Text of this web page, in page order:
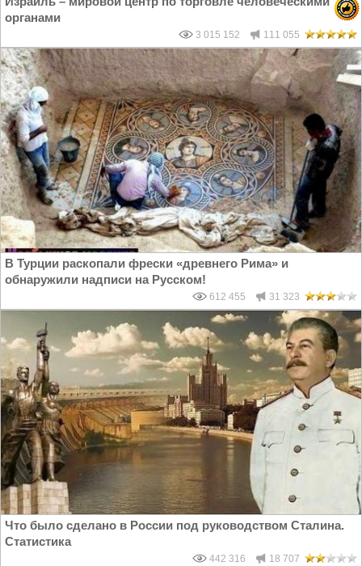
органами
3 015 152 111 055
В Турции раскопали фрески «древнего Рима» и
обнаружили надписи на Русском!
612 455 31 323
Что было сделано в России под руководством Сталина.
Статистика
442 316 18 707